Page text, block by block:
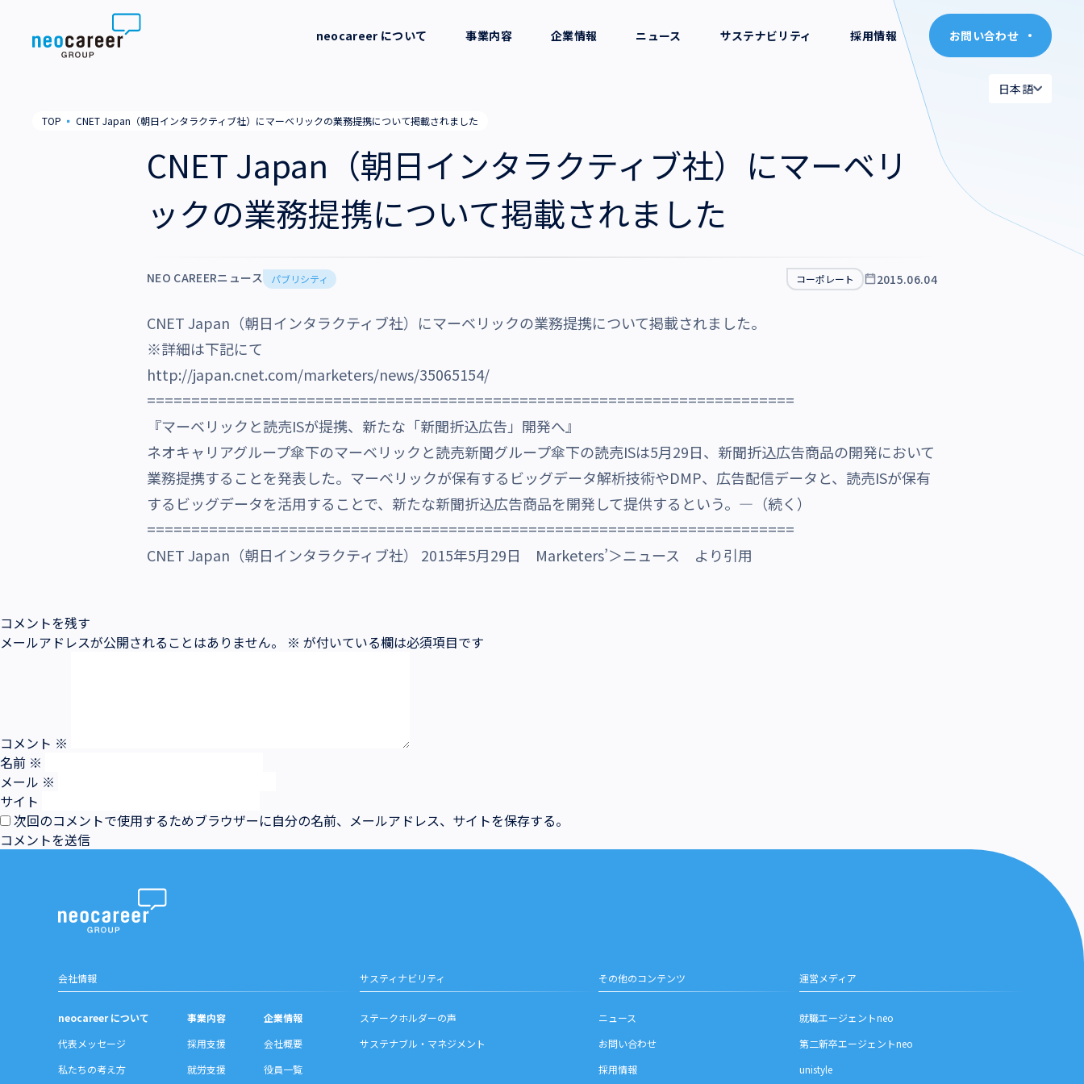
お問い合わせ
日本語
neocareer について
私たちの考え方
事業内容
就労支援
業務支援
企業情報
拠点一覧
ニュース サステナビリティ 採用情報 お問い合わせ
日本語
TOP ▪ CNET Japan（朝日インタラクティブ社）にマーベリックの業務提携について掲載されました
CNET Japan（朝日インタラクティブ社）にマーベリ
ックの業務提携について掲載されました
NEO CAREERニュース パブリシティ コーポレート 2015.06.04
CNET Japan（朝日インタラクティブ社）にマーベリックの業務提携について掲載されました。
※詳細は下記にて
http://japan.cnet.com/marketers/news/35065154/
=========================================================================
『マーベリックと読売ISが提携、新たな「新聞折込広告」開発へ』
ネオキャリアグループ傘下のマーベリックと読売新聞グループ傘下の読売ISは5月29日、新聞折込広告商品の開発において
業務提携することを発表した。マーベリックが保有するビッグデータ解析技術やDMP、広告配信データと、読売ISが保有
するビッグデータを活用することで、新たな新聞折込広告商品を開発して提供するという。―（続く）
=========================================================================
CNET Japan（朝日インタラクティブ社） 2015年5月29日 Marketers’＞ニュース より引用
コメントを残す
メールアドレスが公開されることはありません。
※ が付いている欄は必須項目です
コメント ※
名前 ※
メール ※
サイト
次回のコメントで使用するためブラウザーに自分の名前、メールアドレス、サイトを保存する。
会社情報
neocareer について
代表メッセージ
私たちの考え方
事業内容
採用支援
就労支援
企業情報
会社概要
役員一覧
サスティナビリティ
ステークホルダーの声
サステナブル・マネジメント
その他のコンテンツ
ニュース
お問い合わせ
採用情報
運営メディア
就職エージェントneo
第二新卒エージェントneo
unistyle